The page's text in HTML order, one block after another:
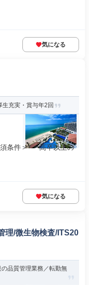
気になる
充実・賞与年2回
条件＞* ・高卒以上の
気になる
理/微生物検査/ITS20
の品質管理業務／転勤無